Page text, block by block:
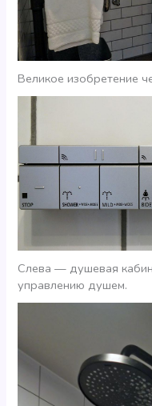
Великое изобретение
Слева — душевая
управлению душем.